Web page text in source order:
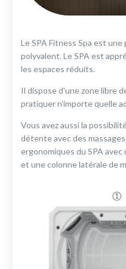
Le SPA Fitness Spa est
polyvalent. Le SPA est
les espaces réduits.
Il dispose d'une zone libre
pratiquer n'importe quelle
Vous avez aussi la
détente avec des
ergonomiques du SPA
et une colonne latérale de